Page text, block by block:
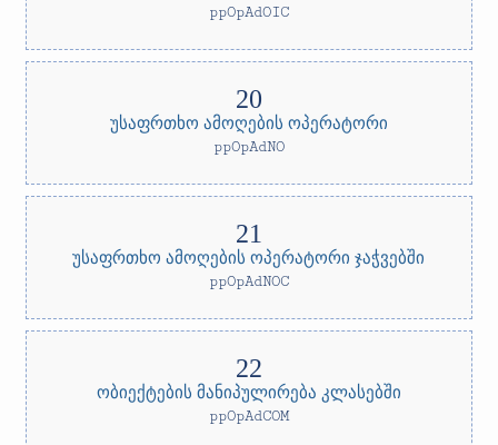
ppOpAdOIC
უსაფრთხო ამოღების ოპერატორი
ppOpAdNO
უსაფრთხო ამოღების ოპერატორი ჯაჭვებში
ppOpAdNOC
ობიექტების მანიპულირება კლასებში
ppOpAdCOM